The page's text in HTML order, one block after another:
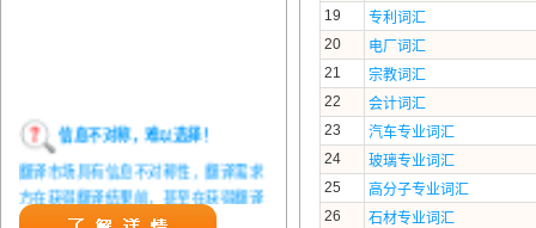
信息不对称，难以选择！
翻译市场具有信息不对称性，翻译需求
方在获得翻译结果前，甚至在获得翻译
结果后，都无法准确判定翻译质量。从
19
专利词汇
20
电厂词汇
21
宗教词汇
22
会计词汇
23
汽车专业词汇
24
玻璃专业词汇
25
高分子专业词汇
26
石材专业词汇